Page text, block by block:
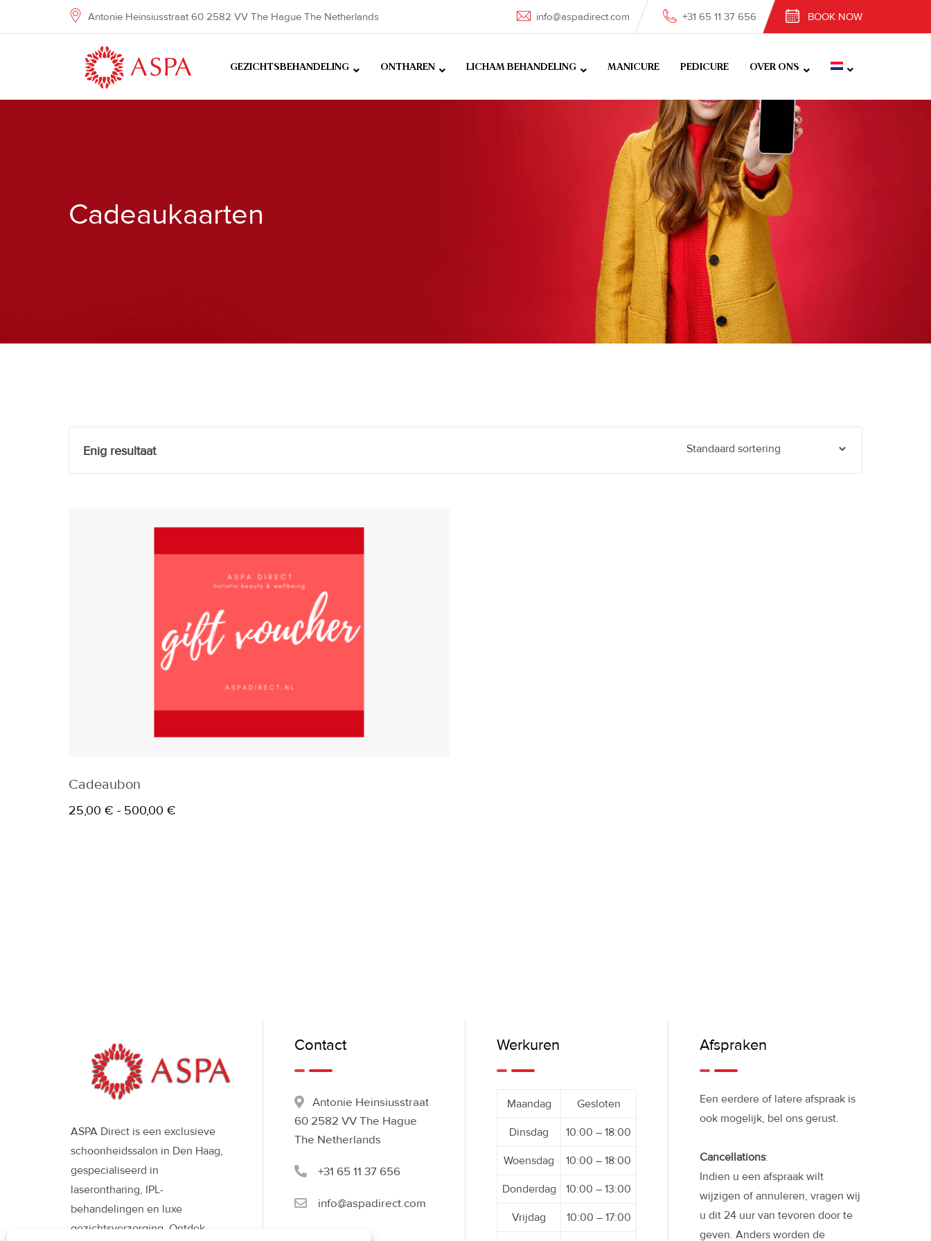
Antonie Heinsiusstraat 60 2582 VV The Hague The Netherlands info@aspadirect.com +31 65 11 37 656 BOOK NOW
GEZICHTSBEHANDELING ONTHAREN LICHAM BEHANDELING MANICURE PEDICURE OVER ONS
Cadeaukaarten
Enig resultaat
Cadeaubon
25,00 € - 500,00 €
ASPA Direct is een exclusieve
schoonheidssalon in Den Haag,
gespecialiseerd in
laserontharing, IPL-
behandelingen en luxe
gezichtsverzorging. Ontdek
Contact
Antonie Heinsiusstraat
60 2582 VV The Hague
The Netherlands
+31 65 11 37 656
info@aspadirect.com
Werkuren
Maandag Gesloten
Dinsdag 10:00 – 18:00
Woensdag 10:00 – 18:00
Donderdag 10:00 – 13:00
Vrijdag 10:00 – 17:00
Afspraken
Een eerdere of latere afspraak is
ook mogelijk, bel ons gerust.
Cancellations:
Indien u een afspraak wilt
wijzigen of annuleren, vragen wij
u dit 24 uur van tevoren door te
geven. Anders worden de